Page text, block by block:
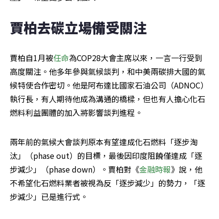
賈柏去碳立場備受關注
賈柏自1月被任命為COP28大會主席以來，一言一行受到
高度關注。他多年參與氣候談判，和中美兩碳排大國的氣
候特使合作密切。他是阿布達比國家石油公司（ADNOC）
執行長，有人期待他成為溝通的橋樑，但也有人擔心化石
燃料利益團體的加入將影響談判進程。
兩年前的氣候大會談判原本有望達成化石燃料「逐步淘
汰」（phase out）的目標，最後因印度阻饒僅達成「逐
步減少」（phase down）。賈柏對《金融時報》說，他
不希望化石燃料業者被視為反「逐步減少」的勢力，「逐
步減少」已是進行式。